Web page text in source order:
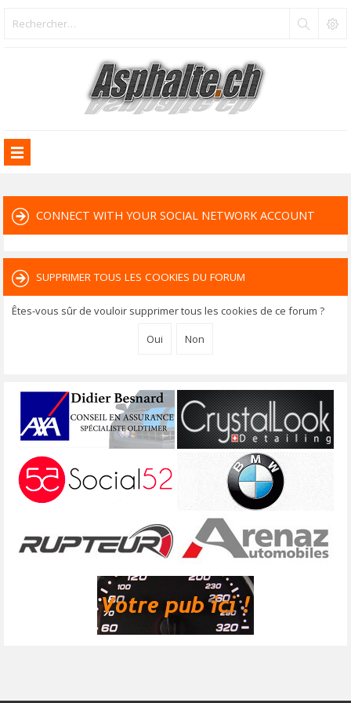
CONNECT WITH YOUR SOCIAL NETWORK ACCOUNT
SUPPRIMER TOUS LES COOKIES DU FORUM
Êtes-vous sûr de vouloir supprimer tous les cookies de ce forum ?